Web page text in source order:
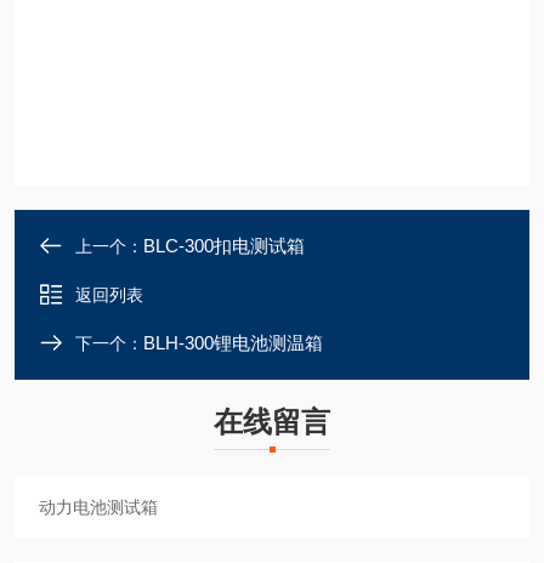
上一个： BLC-300扣电测试箱
返回列表
下一个： BLH-300锂电池测温箱
在线留言